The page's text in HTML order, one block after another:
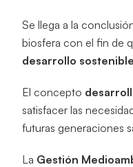
Se llega a la
biosfera con el fin de
desarrollo sostenible
El concepto
satisfacer las
futuras generaciones
La Gestión